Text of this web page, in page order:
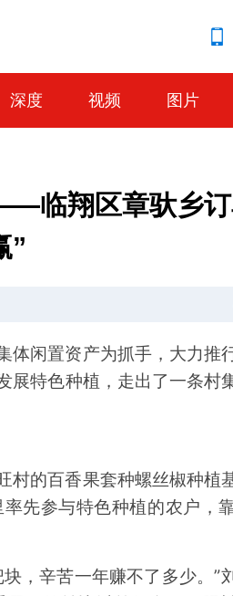
深度 视频 图片
临翔区章驮乡
”
体闲置资产为抓手，大力推
展特色种植，走出了一条村
村的百香果套种螺丝椒种植
先参与特色种植的农户，
，辛苦一年赚不了多少。”